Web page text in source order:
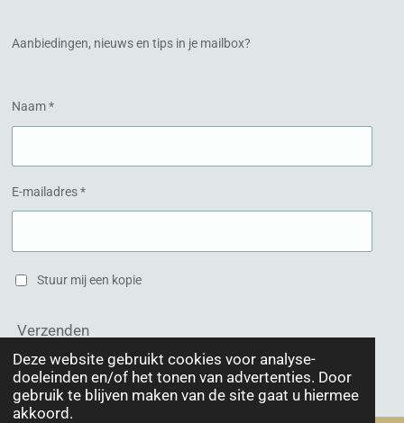
Deze website gebruikt cookies voor analyse-
doeleinden en/of het tonen van advertenties. Door
gebruik te blijven maken van de site gaat u hiermee
akkoord.
k
a
Aanbiedingen, nieuws en tips in je mailbox?
Naam *
E-mailadres *
Stuur mij een kopie
Verzenden
© 2020 Schoonheidsinstituut Het Hogeland